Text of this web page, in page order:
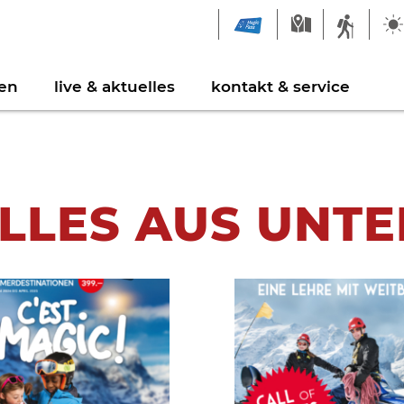
Milibach
Feuerstellen &
Freizeitaktivitäten
live & aktuelles kontakt & service
Links
AUS